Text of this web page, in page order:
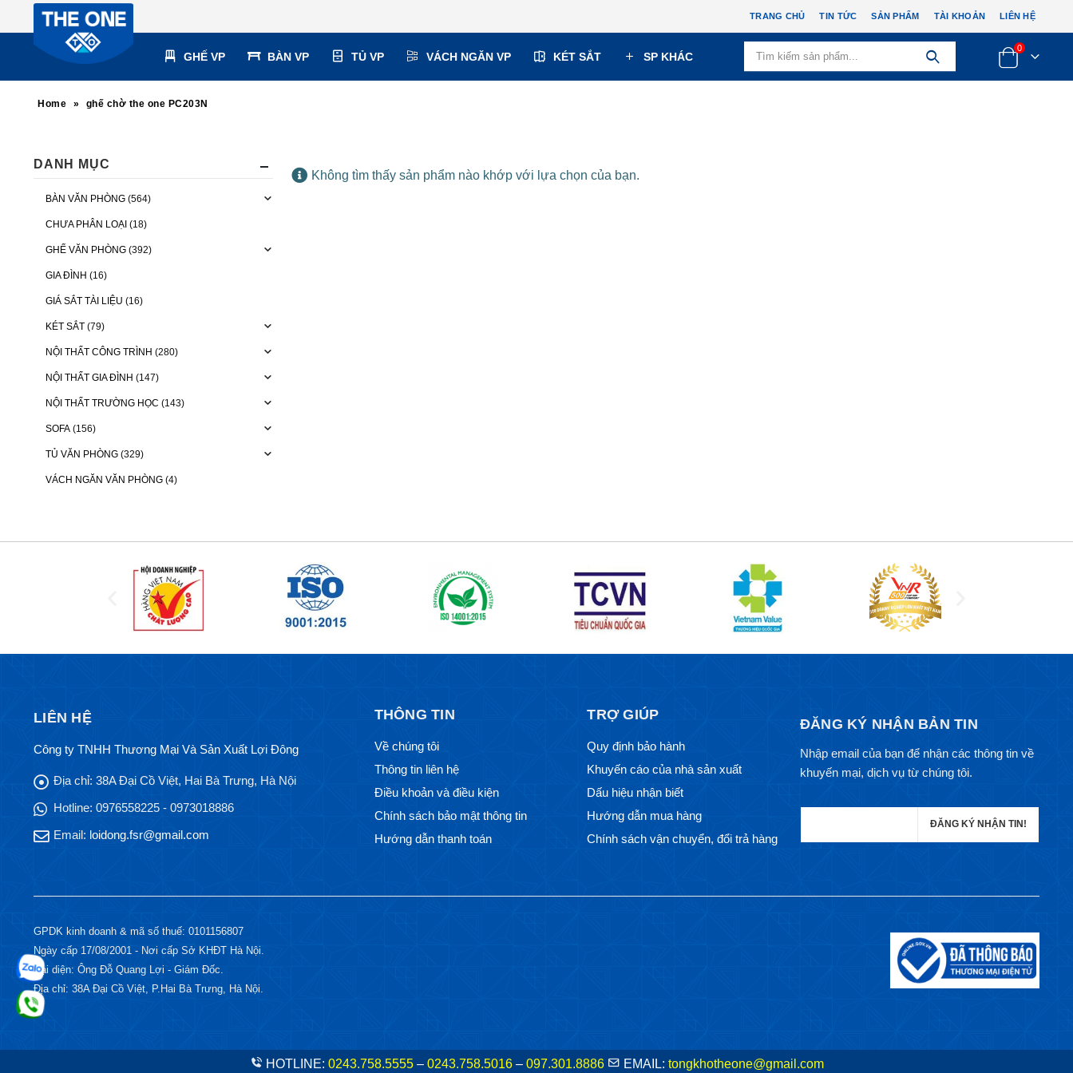
TRANG CHỦ TIN TỨC SẢN PHẨM TÀI KHOẢN LIÊN HỆ
GHẾ VP BÀN VP TỦ VP VÁCH NGĂN VP KÉT SẮT SP KHÁC
0
Home » ghế chờ the one PC203N
Không tìm thấy sản phẩm nào khớp với lựa chọn của bạn.
DANH MỤC
BÀN VĂN PHÒNG (564)
CHƯA PHÂN LOẠI (18)
GHẾ VĂN PHÒNG (392)
GIA ĐÌNH (16)
GIÁ SẮT TÀI LIỆU (16)
KÉT SẮT (79)
NỘI THẤT CÔNG TRÌNH (280)
NỘI THẤT GIA ĐÌNH (147)
NỘI THẤT TRƯỜNG HỌC (143)
SOFA (156)
TỦ VĂN PHÒNG (329)
VÁCH NGĂN VĂN PHÒNG (4)
HOTLINE: 0243.758.5555– 0243.758.5016– 097.301.8886 EMAIL: tongkhotheone@gmail.com
LIÊN HỆ
Công ty TNHH Thương Mại Và Sản Xuất Lợi Đông
Địa chỉ: 38A Đại Cồ Việt, Hai Bà Trưng, Hà Nội
Hotline: 0976558225 - 0973018886
Email: loidong.fsr@gmail.com
THÔNG TIN
Về chúng tôi
Thông tin liên hệ
Điều khoản và điều kiện
Chính sách bảo mật thông tin
Hướng dẫn thanh toán
TRỢ GIÚP
Quy định bảo hành
Khuyến cáo của nhà sản xuất
Dấu hiệu nhận biết
Hướng dẫn mua hàng
Chính sách vận chuyển, đổi trả hàng
ĐĂNG KÝ NHẬN BẢN TIN
Nhập email của bạn để nhận các thông tin về
khuyến mại, dịch vụ từ chúng tôi.
GPDK kinh doanh & mã số thuế: 0101156807
Ngày cấp 17/08/2001 - Nơi cấp Sở KHĐT Hà Nội.
Đại diện: Ông Đỗ Quang Lợi - Giám Đốc.
Địa chỉ: 38A Đại Cồ Việt, P.Hai Bà Trưng, Hà Nội.